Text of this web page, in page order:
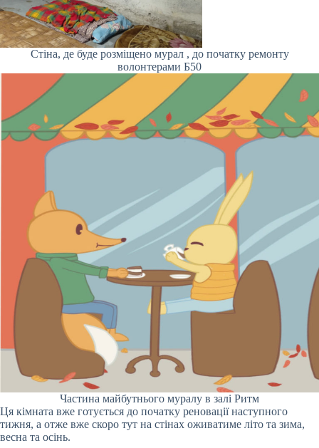
Стіна, де буде розміщено мурал , до початку ремонту
волонтерами Б50
Частина майбутнього муралу в залі Ритм
Ця кімната вже готується до початку реновації наступного
тижня, а отже вже скоро тут на стінах оживатиме літо та зима,
весна та осінь.